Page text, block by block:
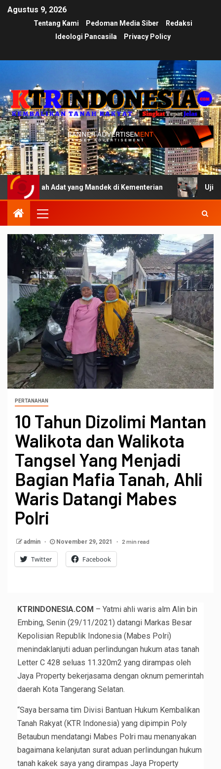
Agustus 9, 2026
Tentang Kami Pedoman Media Siber
Redaksi
Ideologi Pancasila
Privacy Policy
Adat yang Mandek di Kementerian Ujian
PERTANAHAN
10 Tahun Dizolimi Mantan
Walikota dan Walikota
Tangsel Yang Menjadi
Bagian Mafia Tanah, Ahli
Waris Datangi Mabes
Polri
admin November 29, 2021 2 min read
Twitter Facebook
KTRINDONESIA.COM – Yatmi ahli waris alm Alin bin
Embing, Senin (29/11/2021) datangi Markas Besar
Kepolisian Republik Indonesia (Mabes Polri)
menindaklanjuti aduan perlindungan hukum atas tanah
Letter C 428 seluas 11.320m2 yang dirampas oleh
Jaya Property bekerjasama dengan oknum pemerintah
daerah Kota Tangerang Selatan.
“Saya bersama tim Divisi Bantuan Hukum Kembalikan
Tanah Rakyat (KTR Indonesia) yang dipimpin Poly
Betaubun mendatangi Mabes Polri mau menanyakan
bagaimana kelanjutan surat aduan perlindungan hukum
tanah kakek saya yang dirampas Jaya Property